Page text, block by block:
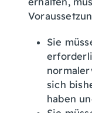
Sie
sich
haben